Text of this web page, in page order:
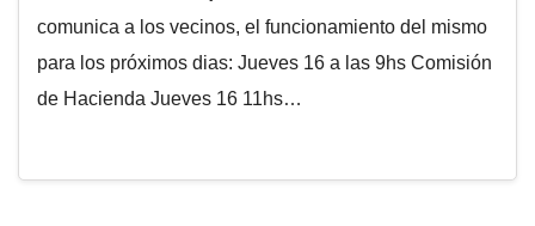
comunica a los vecinos, el funcionamiento del mismo
para los próximos dias: Jueves 16 a las 9hs Comisión
de Hacienda Jueves 16 11hs…